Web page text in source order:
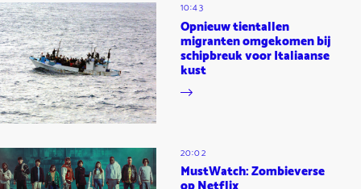
10:43
Opnieuw tientallen
migranten omgekomen bij
schipbreuk voor Italiaanse
kust
20:02
MustWatch: Zombieverse